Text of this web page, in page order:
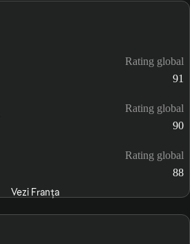
Rating global
91
Rating global
90
Rating global
88
Vezi Franţa